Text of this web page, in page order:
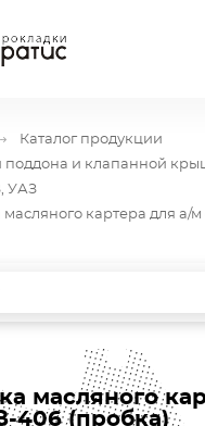
Каталог продукции
поддона и клапанной
УАЗ
масляного картера для а/
масляного
406 (пробка)